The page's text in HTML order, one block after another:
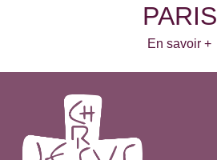
PARIS
En savoir +